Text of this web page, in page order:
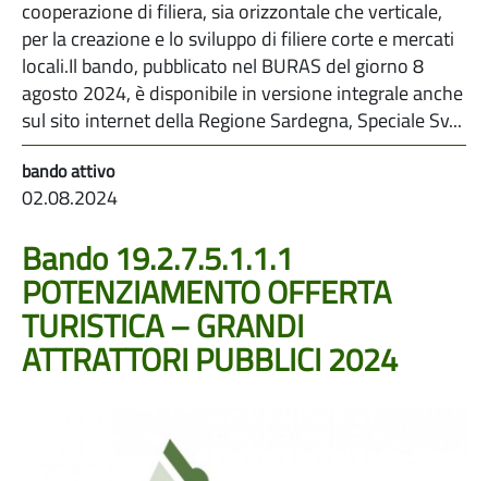
cooperazione di filiera, sia orizzontale che verticale,
per la creazione e lo sviluppo di filiere corte e mercati
locali.Il bando, pubblicato nel BURAS del giorno 8
agosto 2024, è disponibile in versione integrale anche
sul sito internet della Regione Sardegna, Speciale Sv...
02.08.2024
Bando 19.2.7.5.1.1.1
POTENZIAMENTO OFFERTA
TURISTICA – GRANDI
ATTRATTORI PUBBLICI 2024